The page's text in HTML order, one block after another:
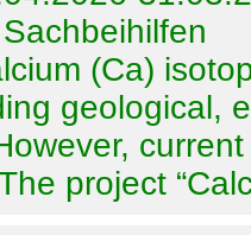
(Ca)
geological,
project